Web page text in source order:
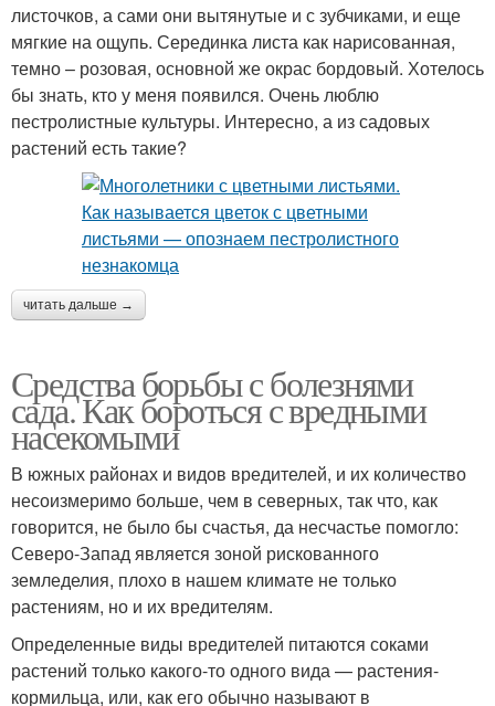
листочков, а сами они вытянутые и с зубчиками, и еще
мягкие на ощупь. Серединка листа как нарисованная,
темно – розовая, основной же окрас бордовый. Хотелось
бы знать, кто у меня появился. Очень люблю
пестролистные культуры. Интересно, а из садовых
растений есть такие?
читать дальше →
Средства борьбы с болезнями
сада. Как бороться с вредными
насекомыми
В южных районах и видов вредителей, и их количество
несоизмеримо больше, чем в северных, так что, как
говорится, не было бы счастья, да несчастье помогло:
Северо-Запад является зоной рискованного
земледелия, плохо в нашем климате не только
растениям, но и их вредителям.
Определенные виды вредителей питаются соками
растений только какого-то одного вида — растения-
кормильца, или, как его обычно называют в